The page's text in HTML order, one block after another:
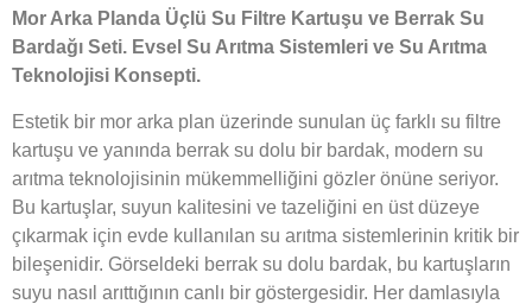
Mor Arka Planda Üçlü Su Filtre Kartuşu ve Berrak Su
Bardağı Seti. Evsel Su Arıtma Sistemleri ve Su Arıtma
Teknolojisi Konsepti.
Estetik bir mor arka plan üzerinde sunulan üç farklı su filtre
kartuşu ve yanında berrak su dolu bir bardak, modern su
arıtma teknolojisinin mükemmelliğini gözler önüne seriyor.
Bu kartuşlar, suyun kalitesini ve tazeliğini en üst düzeye
çıkarmak için evde kullanılan su arıtma sistemlerinin kritik bir
bileşenidir. Görseldeki berrak su dolu bardak, bu kartuşların
suyu nasıl arıttığının canlı bir göstergesidir. Her damlasıyla